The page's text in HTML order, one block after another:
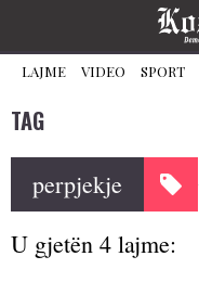
LAJME VIDEO SPORT
TAG
perpjekje
U gjetën 4 lajme: